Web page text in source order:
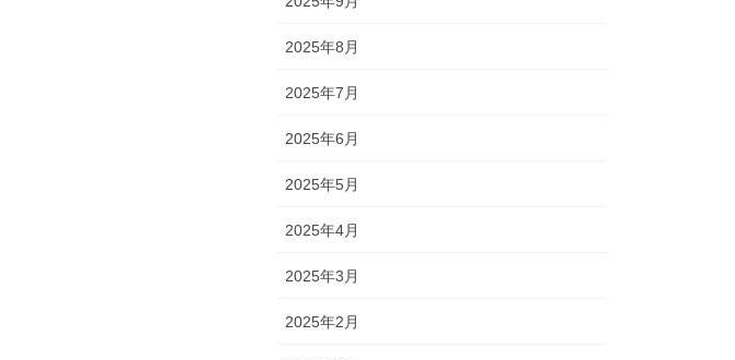
2025年8月
2025年7月
2025年6月
2025年5月
2025年4月
2025年3月
2025年2月